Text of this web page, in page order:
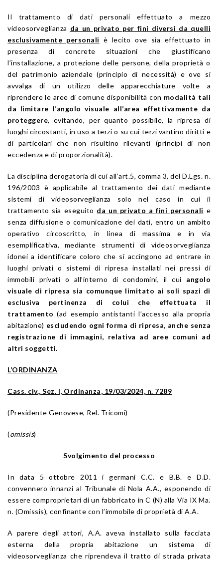
Il trattamento di dati personali effettuato a mezzo
videosorveglianza da un privato per fini diversi da quelli
esclusivamente personali è lecito ove sia effettuato in
presenza di concrete situazioni che giustificano
l’installazione, a protezione delle persone, della proprietà o
del patrimonio aziendale (principio di necessità) e ove si
avvalga di un utilizzo delle apparecchiature volte a
riprendere le aree di comune disponibilità con modalità tali
da limitare l’angolo visuale all’area effettivamente da
proteggere, evitando, per quanto possibile, la ripresa di
luoghi circostanti, in uso a terzi o su cui terzi vantino diritti e
di particolari che non risultino rilevanti (principi di non
eccedenza e di proporzionalità).
La disciplina derogatoria di cui all’art.5, comma 3, del D.Lgs. n.
196/2003 è applicabile al trattamento dei dati mediante
sistemi di videosorveglianza solo nel caso in cui il
trattamento sia eseguito da un privato a fini personali e
senza diffusione o comunicazione dei dati, entro un ambito
operativo circoscritto, in linea di massima e in via
esemplificativa, mediante strumenti di videosorveglianza
idonei a identificare coloro che si accingono ad entrare in
luoghi privati o sistemi di ripresa installati nei pressi di
immobili privati o all’interno di condomini, il cui angolo
visuale di ripresa sia comunque limitato ai soli spazi di
esclusiva pertinenza di colui che effettuata il
trattamento (ad esempio antistanti l’accesso alla propria
abitazione) escludendo ogni forma di ripresa, anche senza
registrazione di immagini, relativa ad aree comuni ad
altri soggetti.
L’ORDINANZA
Cass. civ., Sez. I, Ordinanza, 19/03/2024, n. 7289
(Presidente Genovese, Rel. Tricomi)
(omissis)
Svolgimento del processo
In data 5 ottobre 2011 i germani C.C. e B.B. e D.D.
convennero innanzi al Tribunale di Nola A.A., esponendo di
essere comproprietari di un fabbricato in C (N) alla Via IX Ma.
n. (Omissis), confinante con l’immobile di proprietà di A.A.
A parere degli attori, A.A. aveva installato sulla facciata
esterna della propria abitazione un sistema di
videosorveglianza che riprendeva il tratto di strada privata